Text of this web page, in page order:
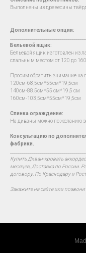
Выполнены из древесины
Дополнительные опции:
Бельевой ящик:
Бельевой ящик изготовлен из
спальным местом от 120 до 160
Просим обратить внимание на
120см-68,5см*55см*19,5см
140см-88,5см*55 см*19,5 см
160см-103,5см*55см*19,5см
Спинка ограждение:
На диваны можно по желанию
Консультацию по
фабрики.
Купить Диван-кровать
месяцев, Доставка по России.
договору, По Краснодару и
Закажите на сайте или